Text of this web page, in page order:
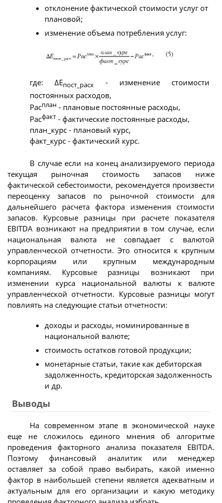
отклонение фактической стоимости услуг от
плановой;
изменение объема потребления услуг:
где: ΔЕпост_расх
- изменение стоимости
постоянных расходов,
Расплан - плановые постоянные расходы,
Расфакт - фактические постоянные расходы,
план_курс - плановый курс,
факт_курс - фактический курс.
В случае если на конец анализируемого периода
текущая рыночная стоимость запасов ниже
фактической себестоимости, рекомендуется произвести
переоценку запасов по рыночной стоимости для
дальнейшего расчета фактора изменения стоимости
запасов. Курсовые разницы при расчете показателя
EBITDA возникают на предприятии в том случае, если
национальная валюта не совпадает с валютой
управленческой отчетности. Это относится к крупным
корпорациям или крупным международным
компаниям. Курсовые разницы возникают при
изменении курса национальной валюты к валюте
управленческой отчетности. Курсовые разницы могут
повлиять на следующие статьи отчетности:
доходы и расходы, номинированные в
национальной валюте;
стоимость остатков готовой продукции;
монетарные статьи, такие как дебиторская
задолженность, кредиторская задолженность
и др.
Выводы
На современном этапе в экономической науке
еще не сложилось единого мнения об алгоритме
проведения факторного анализа показателя EBITDA.
Поэтому финансовый аналитик или менеджер
оставляет за собой право выбирать, какой именно
фактор в наибольшей степени является адекватным и
актуальным для его организации и какую методику